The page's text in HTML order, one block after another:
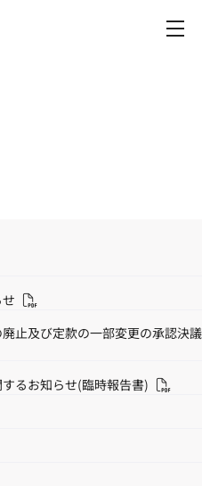
止及び定款の一部変更の承認決議
るお知らせ(臨時報告書)